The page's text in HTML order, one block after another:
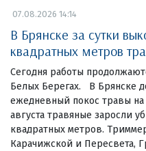
07.08.2026 14:14
В Брянске за сутки
квадратных метров
Сегодня работы
Белых Берегах. В Брянске
ежедневный покос травы на
августа травяные заросли
квадратных метров.
Карачижской и Пересвета,